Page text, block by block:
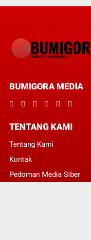
BUMIGORA MEDIA
TENTANG KAMI
Tentang Kami
Kontak
Pedoman Media Siber